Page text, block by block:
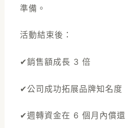
準備。
活動結束後：
✔銷售額成長 3 倍
✔公司成功拓展品牌知名度
✔週轉資金在 6 個月內償還